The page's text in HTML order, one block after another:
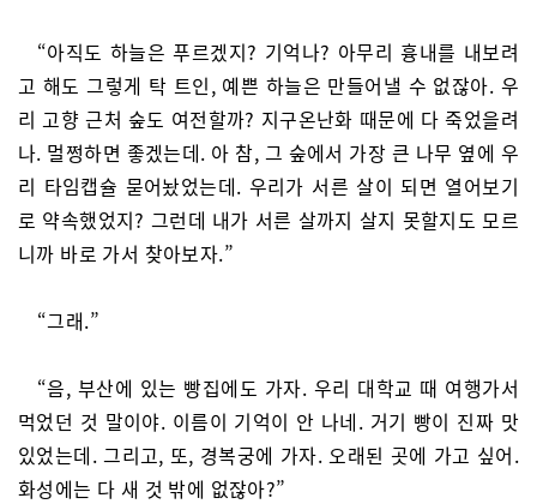
“아직도 하늘은 푸르겠지? 기억나? 아무리 흉내를 내보려
고 해도 그렇게 탁 트인, 예쁜 하늘은 만들어낼 수 없잖아. 우
리 고향 근처 숲도 여전할까? 지구온난화 때문에 다 죽었을려
나. 멀쩡하면 좋겠는데. 아 참, 그 숲에서 가장 큰 나무 옆에 우
리 타임캡슐 묻어놨었는데. 우리가 서른 살이 되면 열어보기
로 약속했었지? 그런데 내가 서른 살까지 살지 못할지도 모르
니까 바로 가서 찾아보자.”
“그래.”
“음, 부산에 있는 빵집에도 가자. 우리 대학교 때 여행가서
먹었던 것 말이야. 이름이 기억이 안 나네. 거기 빵이 진짜 맛
있었는데. 그리고, 또, 경복궁에 가자. 오래된 곳에 가고 싶어.
화성에는 다 새 것 밖에 없잖아?”